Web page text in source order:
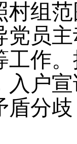
村组
党员
工作
入户
盾分